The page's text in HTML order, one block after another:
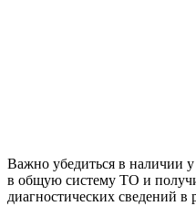
Важно убедиться в наличии
в общую систему ТО и
диагностических сведений в